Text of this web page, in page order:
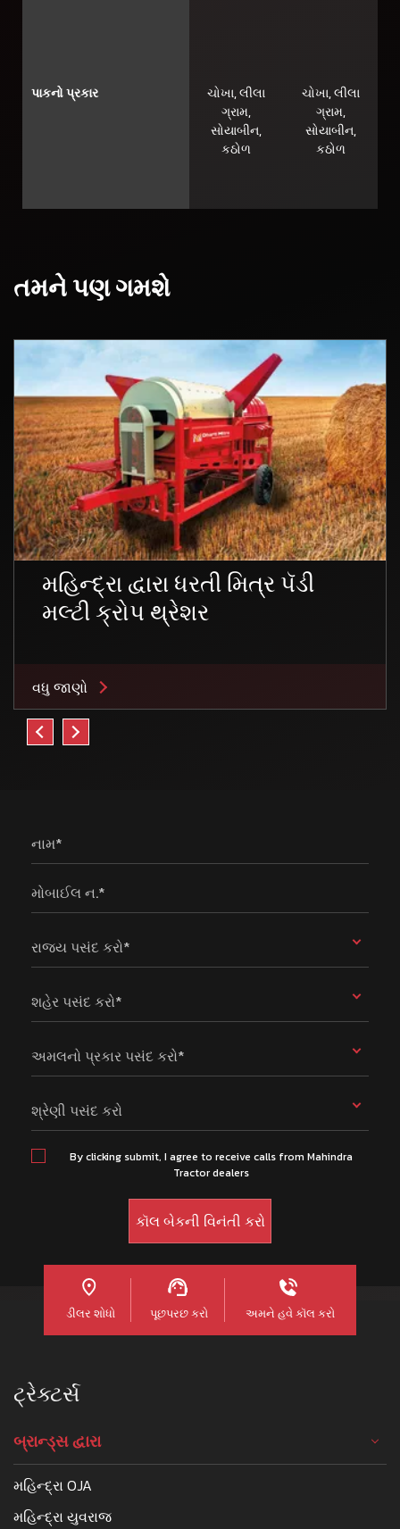
પાકનો પ્રકાર
ચોખા, લીલા
ગ્રામ,
સોયાબીન,
કઠોળ
ચોખા, લીલા
ગ્રામ,
સોયાબીન,
કઠોળ
તમને પણ ગમશે
મહિન્દ્રા દ્વારા ધરતી મિત્ર પૅડી
મલ્ટી ક્રોપ થ્રેશર
વધુ જાણો
નામ*
મોબાઈલ ન.*
રાજ્ય પસંદ કરો*
શહેર પસંદ કરો*
અમલનો પ્રકાર પસંદ કરો*
શ્રેણી પસંદ કરો
By clicking submit, I agree to receive calls from Mahindra
Tractor dealers
ડીલર શોધો પૂછપરછ કરો અમને હવે કૉલ કરો
ટ્રેક્ટર્સ
બ્રાન્ડ્સ દ્વારા
મહિન્દ્રા OJA
મહિન્દ્રા યુવરાજ